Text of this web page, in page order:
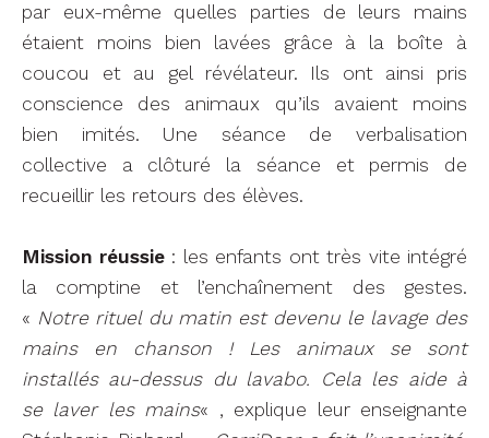
par eux-même quelles parties de leurs mains
étaient moins bien lavées grâce à la boîte à
coucou et au gel révélateur. Ils ont ainsi pris
conscience des animaux qu’ils avaient moins
bien imités. Une séance de verbalisation
collective a clôturé la séance et permis de
recueillir les retours des élèves.
Mission réussie: les enfants ont très vite intégré
la comptine et l’enchaînement des gestes.
« Notre rituel du matin est devenu le lavage des
mains en chanson ! Les animaux se sont
installés au-dessus du lavabo. Cela les aide à
se laver les mains« , explique leur enseignante